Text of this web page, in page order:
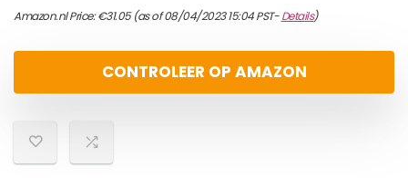
Amazon.nl Price:€31.05(as of 08/04/2023 15:04 PST-Details)
CONTROLEER OP AMAZON